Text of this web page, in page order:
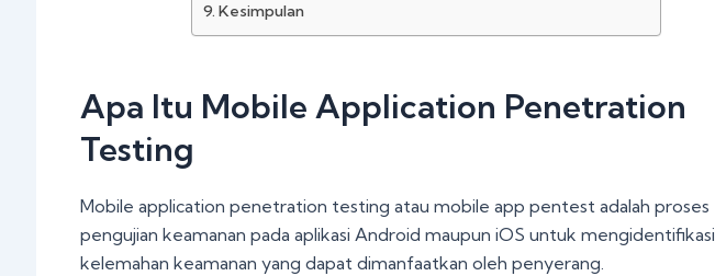
Kesimpulan
Apa Itu Mobile Application Penetration
Testing
Mobile application penetration testing atau mobile app pentest adalah proses
pengujian keamanan pada aplikasi Android maupun iOS untuk mengidentifikasi
kelemahan keamanan yang dapat dimanfaatkan oleh penyerang.